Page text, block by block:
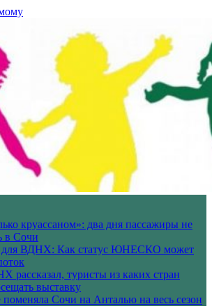
круассаном»: два дня пассажиры не
в Сочи
для ВДНХ: Как статус ЮНЕСКО может
рассказал, туристы из каких стран
выставку
поменяла Сочи на Анталью на весь сезон